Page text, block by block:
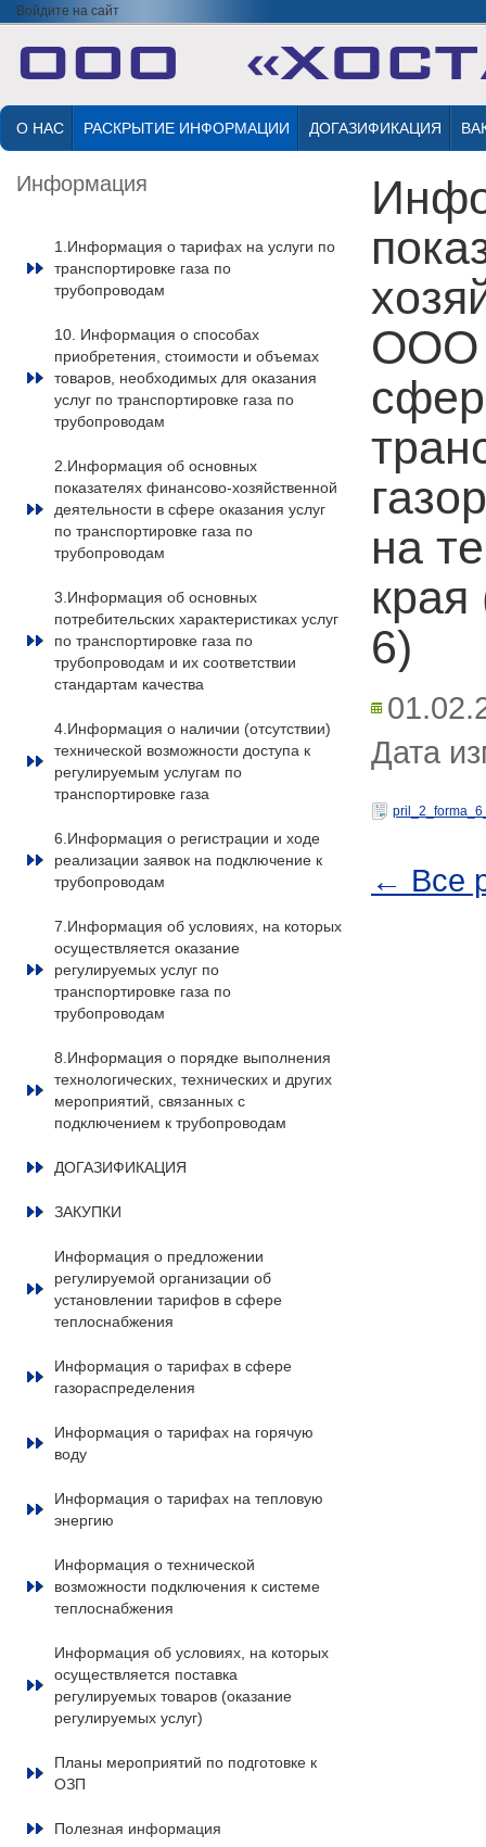
Войдите на сайт
О НАС РАСКРЫТИЕ ИНФОРМАЦИИ ДОГАЗИФИКАЦИЯ
Информация
1.Информация о тарифах на услуги по
транспортировке газа по
трубопроводам
10. Информация о способах
приобретения, стоимости и объемах
товаров, необходимых для оказания
услуг по транспортировке газа по
трубопроводам
2.Информация об основных
показателях финансово-хозяйственной
деятельности в сфере оказания услуг
по транспортировке газа по
трубопроводам
3.Информация об основных
потребительских характеристиках услуг
по транспортировке газа по
трубопроводам и их соответствии
стандартам качества
4.Информация о наличии (отсутствии)
технической возможности доступа к
регулируемым услугам по
транспортировке газа
6.Информация о регистрации и ходе
реализации заявок на подключение к
трубопроводам
7.Информация об условиях, на которых
осуществляется оказание
регулируемых услуг по
транспортировке газа по
трубопроводам
8.Информация о порядке выполнения
технологических, технических и других
мероприятий, связанных с
подключением к трубопроводам
ДОГАЗИФИКАЦИЯ
ЗАКУПКИ
Информация о предложении
регулируемой организации об
установлении тарифов в сфере
теплоснабжения
Информация о тарифах в сфере
газораспределения
Информация о тарифах на горячую
воду
Информация о тарифах на тепловую
энергию
Информация о технической
возможности подключения к системе
теплоснабжения
Информация об условиях, на которых
осуществляется поставка
регулируемых товаров (оказание
регулируемых услуг)
Планы мероприятий по подготовке к
ОЗП
Полезная информация
ООО
на
6)
Дата
← Все